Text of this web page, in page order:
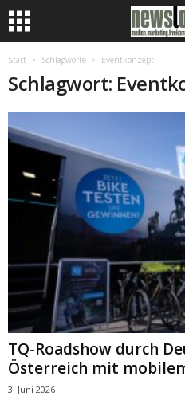
Start Schlagworte Eventkonzept
Schlagwort:
TQ-Roadshow durch
Österreich mit
3. Juni 2026